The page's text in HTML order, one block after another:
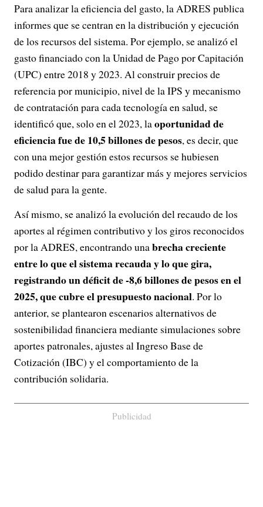
Para analizar la eficiencia del gasto, la ADRES publica
informes que se centran en la distribución y ejecución
de los recursos del sistema. Por ejemplo, se analizó el
gasto financiado con la Unidad de Pago por Capitación
(UPC) entre 2018 y 2023. Al construir precios de
referencia por municipio, nivel de la IPS y mecanismo
de contratación para cada tecnología en salud, se
identificó que, solo en el 2023, laoportunidad de
eficiencia fue de 10,5 billones de pesos, es decir, que
con una mejor gestión estos recursos se hubiesen
podido destinar para garantizar más y mejores servicios
de salud para la gente.
Así mismo, se analizó la evolución del recaudo de los
aportes al régimen contributivo y los giros reconocidos
por la ADRES, encontrando unabrecha creciente
entre lo que el sistema recauda y lo que gira,
registrando un déficit de -8,6 billones de pesos en el
2025, que cubre el presupuesto nacional. Por lo
anterior, se plantearon escenarios alternativos de
sostenibilidad financiera mediante simulaciones sobre
aportes patronales, ajustes al Ingreso Base de
Cotización (IBC) y el comportamiento de la
contribución solidaria.
Publicidad